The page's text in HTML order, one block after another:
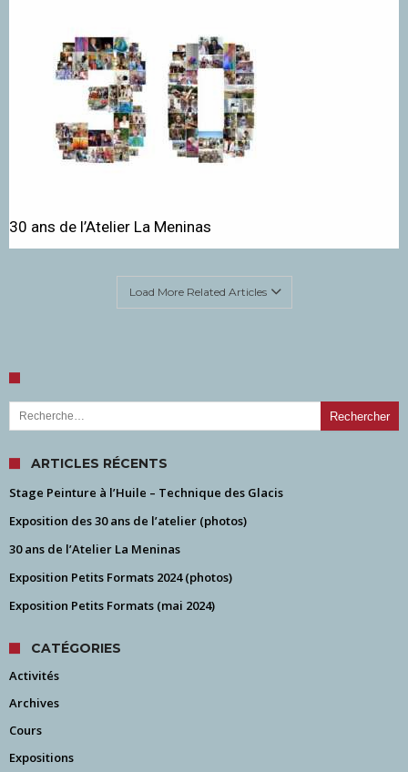
30 ans de l’Atelier La Meninas
Load More Related Articles
Rechercher :
ARTICLES RÉCENTS
Stage Peinture à l’Huile – Technique des Glacis
Exposition des 30 ans de l’atelier (photos)
30 ans de l’Atelier La Meninas
Exposition Petits Formats 2024 (photos)
Exposition Petits Formats (mai 2024)
CATÉGORIES
Activités
Archives
Cours
Expositions